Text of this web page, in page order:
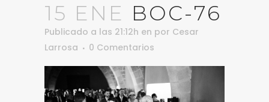
15 ENE BOC-76
Publicado a las 21:12h en por Cesar
Larrosa
0 Comentarios